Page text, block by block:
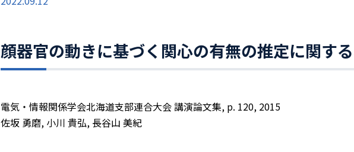
顔器官の動きに基づく関心の有無の推定に関す
電気・情報関係学会北海道支部連合大会 講演論文集, p. 120, 2015
佐坂 勇磨, 小川 貴弘, 長谷山 美紀